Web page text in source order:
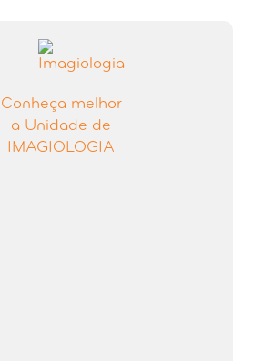
Conheça melhor
a Unidade de
IMAGIOLOGIA